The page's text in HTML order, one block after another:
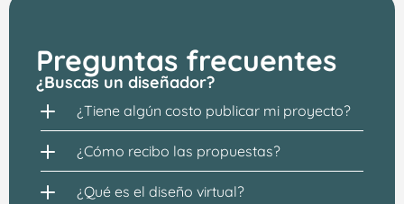
Preguntas frecuentes
¿Buscas un diseñador?
¿Tiene algún costo publicar mi proyecto?
¿Cómo recibo las propuestas?
¿Qué es el diseño virtual?